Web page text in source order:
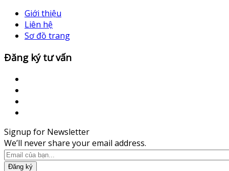
Giới thiệu
Liên hệ
Sơ đồ trang
Đăng ký tư vấn
Signup for Newsletter
We’ll never share your email address.
Đăng ký